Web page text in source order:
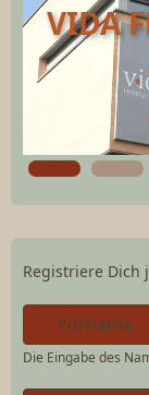
VIDA
Registriere Dich
Die Eingabe des